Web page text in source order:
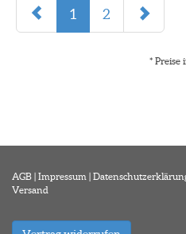
1 2
* Preise
AGB | Impressum |
Versand